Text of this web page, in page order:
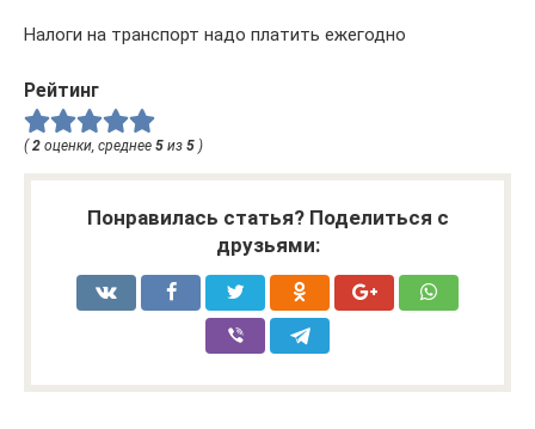
Налоги на транспорт надо платить ежегодно
Рейтинг
( 2 оценки, среднее 5 из 5 )
Понравилась статья? Поделиться с
друзьями: